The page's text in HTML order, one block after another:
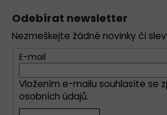
a
í
p
r
Odebírat newsletter
Nezmeškejte žádné novinky či
E-mail
Vložením e-mailu souhlasíte se
osobních údajů.